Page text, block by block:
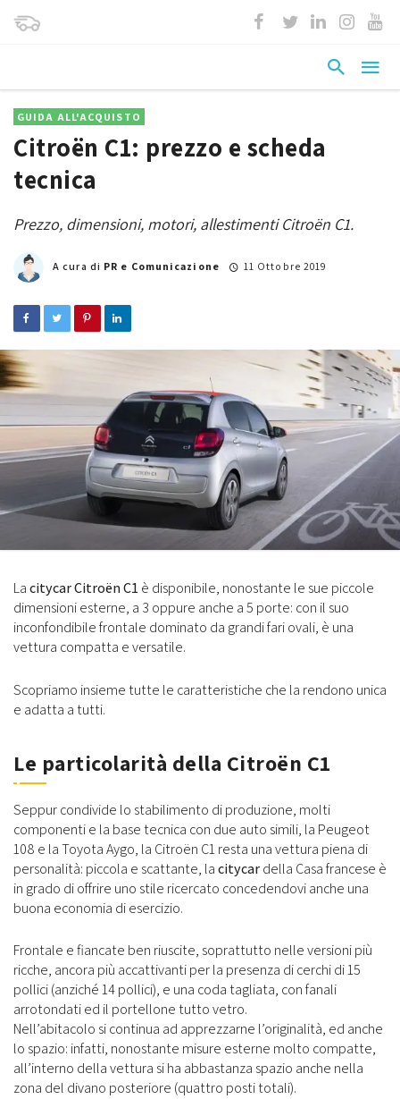
GUIDA ALL'ACQUISTO
Citroën C1: prezzo e scheda
tecnica
Prezzo, dimensioni, motori, allestimenti Citroën C1.
A cura di PR e Comunicazione 11 Ottobre 2019
Lacitycar Citroën C1 è disponibile, nonostante le sue piccole
dimensioni esterne, a 3 oppure anche a 5 porte: con il suo
inconfondibile frontale dominato da grandi fari ovali, è una
vettura compatta e versatile.
Scopriamo insieme tutte le caratteristiche che la rendono unica
e adatta a tutti.
Le particolarità della Citroën C1
Seppur condivide lo stabilimento di produzione, molti
componenti e la base tecnica con due auto simili, la Peugeot
108 e la Toyota Aygo, la Citroën C1 resta una vettura piena di
personalità: piccola e scattante, lacitycardella Casa francese è
in grado di offrire uno stile ricercato concedendovi anche una
buona economia di esercizio.
Frontale e fiancate ben riuscite, soprattutto nelle versioni più
ricche, ancora più accattivanti per la presenza di cerchi di 15
pollici (anziché 14 pollici), e una coda tagliata, con fanali
arrotondati ed il portellone tutto vetro.
Nell’abitacolo si continua ad apprezzarne l’originalità, ed anche
lo spazio: infatti, nonostante misure esterne molto compatte,
all’interno della vettura si ha abbastanza spazio anche nella
zona del divano posteriore (quattro posti totali).